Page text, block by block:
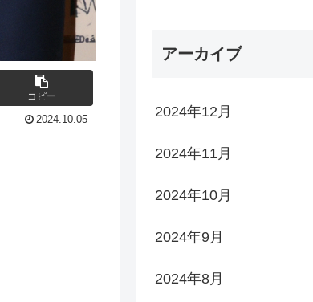
コピー
2024.10.05
アーカイブ
2024年12月
2024年11月
2024年10月
2024年9月
2024年8月